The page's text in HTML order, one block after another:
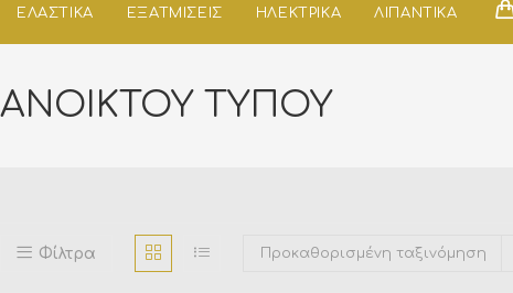
ΕΛΑΣΤΙΚΑ ΕΞΑΤΜΙΣΕΙΣ ΗΛΕΚΤΡΙΚΑ ΛΙΠΑΝΤΙΚΑ
ΑΝΟΙΚΤΟΥ ΤΥΠΟΥ
Φίλτρα Προκαθορισμένη ταξινόμηση